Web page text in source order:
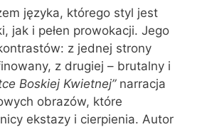
języka, którego styl jest
jak i pełen prowokacji. Jego
z jednej strony
z drugiej – brutalny i
Boskiej Kwietnej”narracja
obrazów, które
ekstazy i cierpienia. Autor